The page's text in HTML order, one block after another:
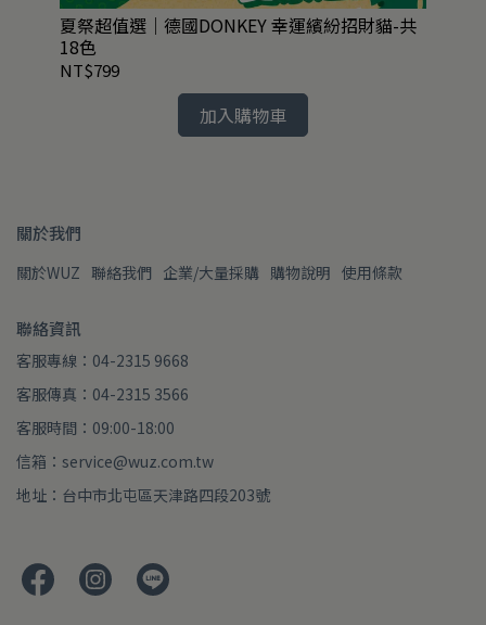
夏祭超值選｜德國DONKEY 幸運繽紛招財貓-共
18色
NT$799
加入購物車
關於我們
關於WUZ 聯絡我們 企業/大量採購 購物說明 使用條款
聯絡資訊
客服專線：04-2315 9668
客服傳真：04-2315 3566
客服時間：09:00-18:00
信箱：service@wuz.com.tw
地址：台中市北屯區天津路四段203號